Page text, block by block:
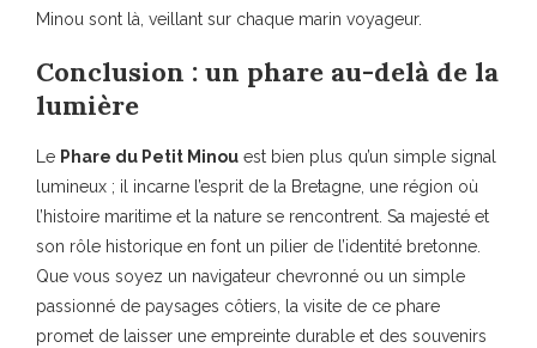
Minou sont là, veillant sur chaque marin voyageur.
Conclusion : un phare au-delà de la
lumière
Le Phare du Petit Minou est bien plus qu’un simple signal
lumineux ; il incarne l’esprit de la Bretagne, une région où
l’histoire maritime et la nature se rencontrent. Sa majesté et
son rôle historique en font un pilier de l’identité bretonne.
Que vous soyez un navigateur chevronné ou un simple
passionné de paysages côtiers, la visite de ce phare
promet de laisser une empreinte durable et des souvenirs